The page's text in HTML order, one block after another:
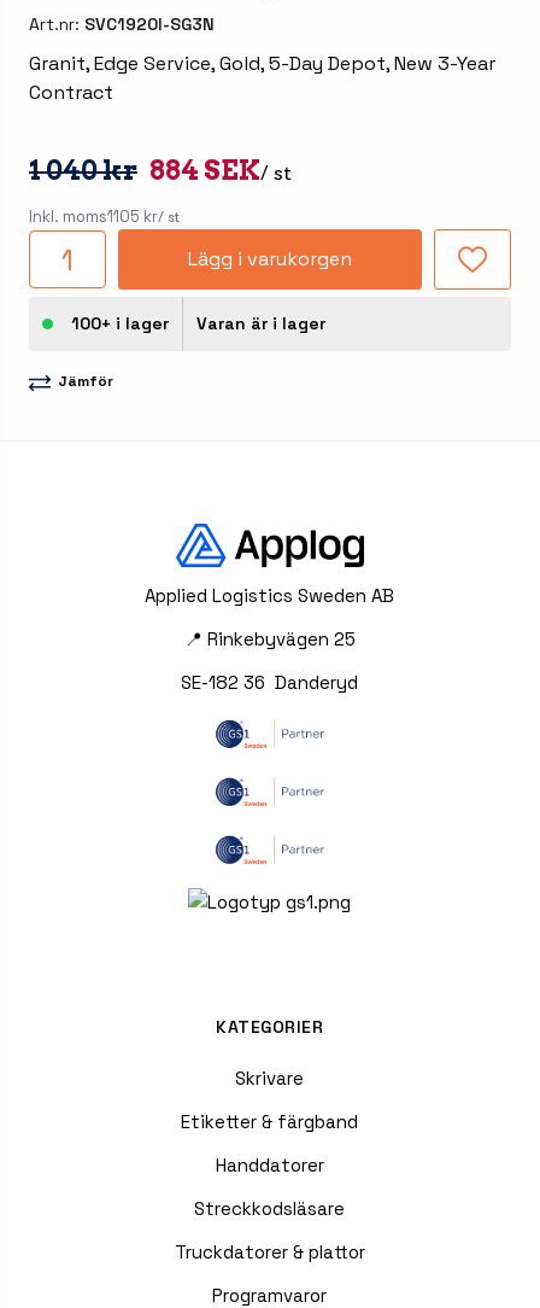
Art.nr: SVC1920I-SG3N
Granit, Edge Service, Gold, 5-Day Depot, New 3-Year
Contract
1 040 kr 884 SEK/ st
Inkl. moms1105 kr/ st
Lägg i varukorgen
100+ i lager Varan är i lager
Jämför
Applied Logistics Sweden AB
📍 Rinkebyvägen 25
SE-182 36 Danderyd
KATEGORIER
Skrivare
Etiketter & färgband
Handdatorer
Streckkodsläsare
Truckdatorer & plattor
Programvaror